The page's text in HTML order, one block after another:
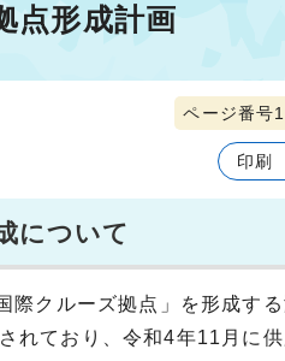
点形成計画
ページ番号
印刷
について
クルーズ拠点」を形成す
れており、令和4年11月に供